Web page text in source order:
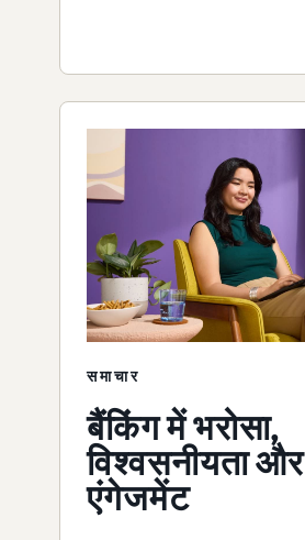
समाचार
बैंकिंग में भरोसा,
विश्वसनीयता और
एंगेजमेंट